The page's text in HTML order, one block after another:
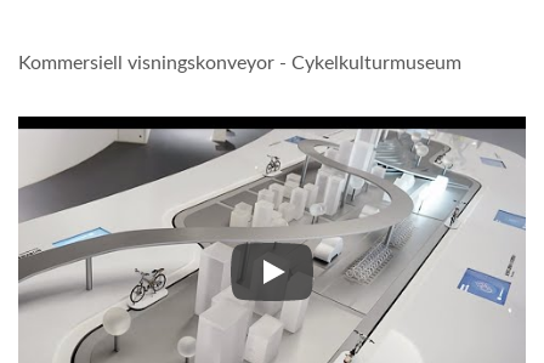
Kommersiell visningskonveyor - Cykelkulturmuseum
Kommersiell visningskonveyor